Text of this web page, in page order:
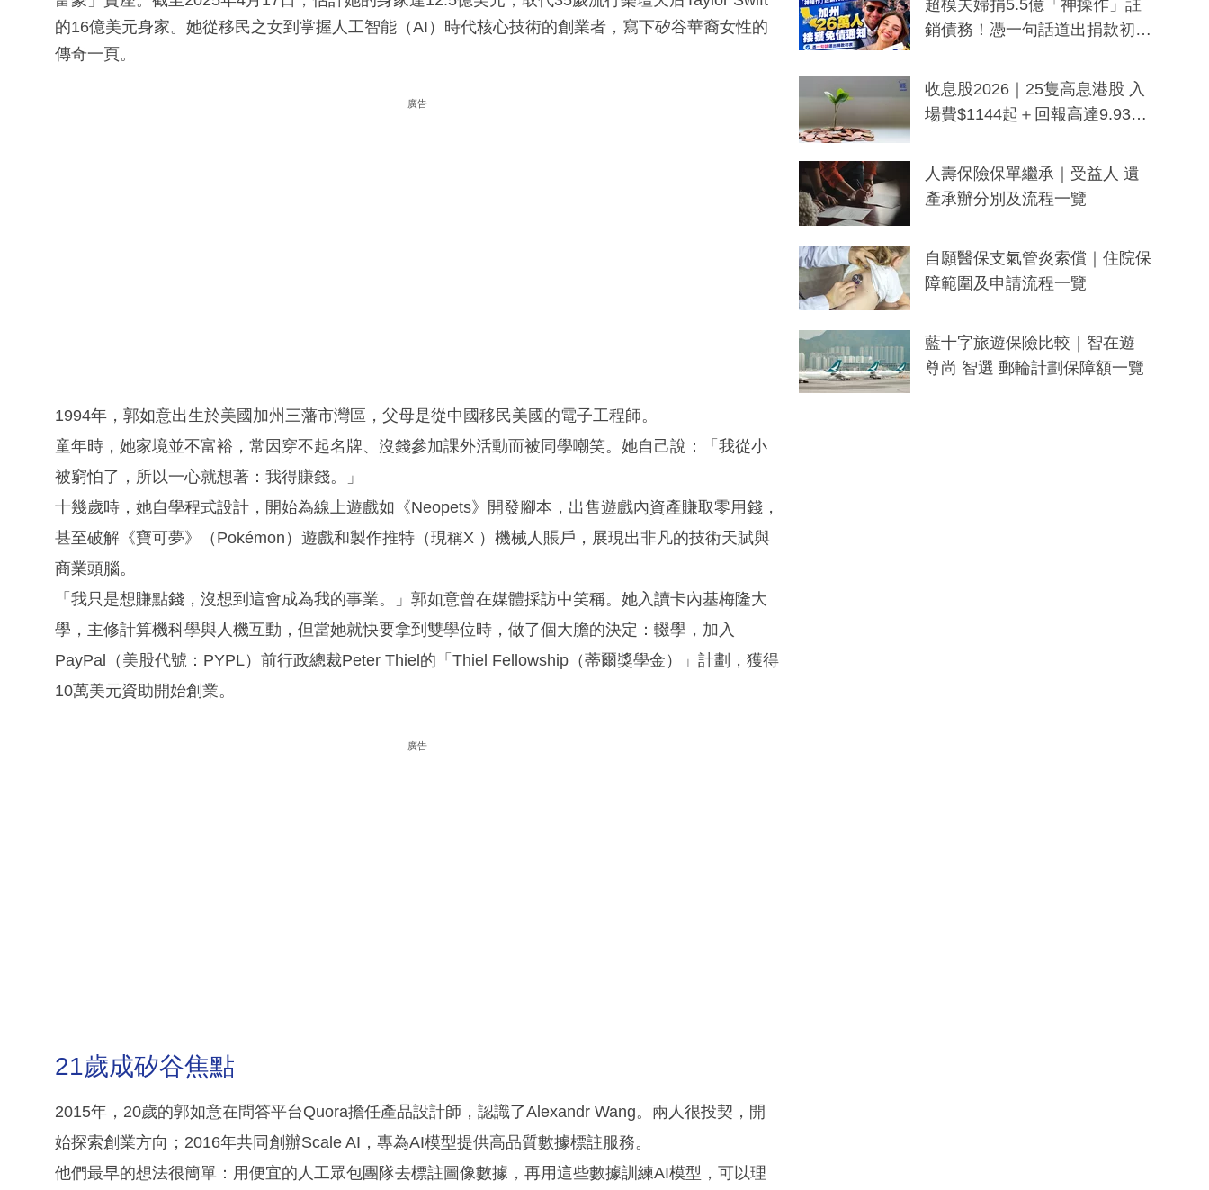
的16億美元身家。她從移民之女到掌握人工智能（AI）時代核心技術的創業者，寫下矽谷華裔女性的
傳奇一頁。
廣告
1994年，郭如意出生於美國加州三藩市灣區，父母是從中國移民美國的電子工程師。
童年時，她家境並不富裕，常因穿不起名牌、沒錢參加課外活動而被同學嘲笑。她自己說：「我從小
被窮怕了，所以一心就想著：我得賺錢。」
十幾歲時，她自學程式設計，開始為線上遊戲如《Neopets》開發腳本，出售遊戲內資產賺取零用錢，
甚至破解《寶可夢》（Pokémon）遊戲和製作推特（現稱X ）機械人賬戶，展現出非凡的技術天賦與
商業頭腦。
「我只是想賺點錢，沒想到這會成為我的事業。」郭如意曾在媒體採訪中笑稱。她入讀卡內基梅隆大
學，主修計算機科學與人機互動，但當她就快要拿到雙學位時，做了個大膽的決定：輟學，加入
PayPal（美股代號：PYPL）前行政總裁Peter Thiel的「Thiel Fellowship（蒂爾獎學金）」計劃，獲得
10萬美元資助開始創業。
廣告
21歲成矽谷焦點
2015年，20歲的郭如意在問答平台Quora擔任產品設計師，認識了Alexandr Wang。兩人很投契，開
始探索創業方向；2016年共同創辦Scale AI，專為AI模型提供高品質數據標註服務。
他們最早的想法很簡單：用便宜的人工眾包團隊去標註圖像數據，再用這些數據訓練AI模型，可以理
超模夫婦捐5.5億「神操作」註
銷債務！憑一句話道出捐款初
一度被誤當詐騙手段
收息股2026｜25隻高息港股 入
場費$1144起＋回報高達9.93
人壽保險保單繼承｜受益人 遺
產承辦分別及流程一覽
自願醫保支氣管炎索償｜住院保
障範圍及申請流程一覽
藍十字旅遊保險比較｜智在遊
尊尚 智選 郵輪計劃保障額一覽